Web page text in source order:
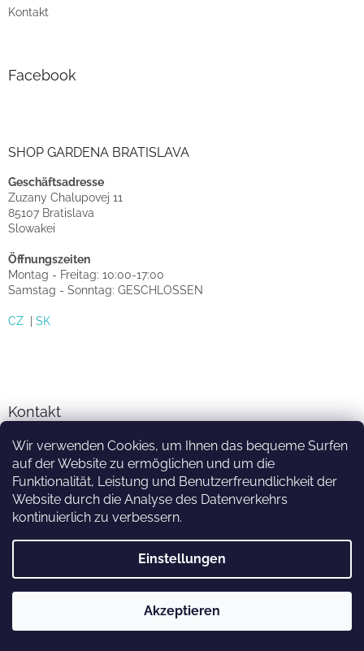
Wir verwenden Cookies, um Ihnen das bequeme Surfen
auf der Website zu ermöglichen und um die
Funktionalität, Leistung und Benutzerfreundlichkeit der
Website durch die Analyse des Datenverkehrs
kontinuierlich zu verbessern.
Einstellungen
Akzeptieren
Kontakt
Facebook
SHOP GARDENA BRATISLAVA
Geschäftsadresse
Zuzany Chalupovej 11
85107 Bratislava
Slowakei
Öffnungszeiten
Montag - Freitag: 10:00-17:00
Samstag - Sonntag: GESCHLOSSEN
CZ SK
Kontakt
info@sprinkler-eshop.at
facebook.com/zavlahari
Erstellt von Shoptet
sprinkler-eshop.at. Alle Rechte vorbehalten.